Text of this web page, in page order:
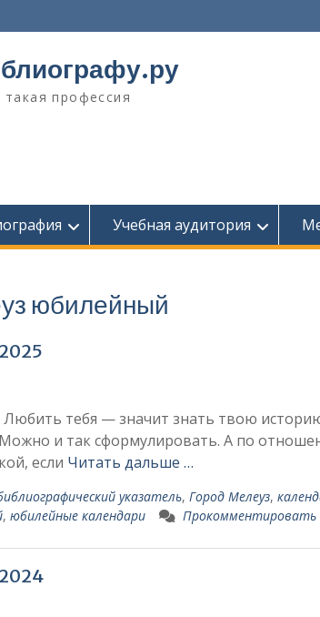
такая профессия
Учебная аудитория
юбилейный
тебя — значит знать твою
Можно и так сформулировать. А по
если Читать дальше …
указатель, Город Мелеуз,
, юбилейные календари Прокомментировать